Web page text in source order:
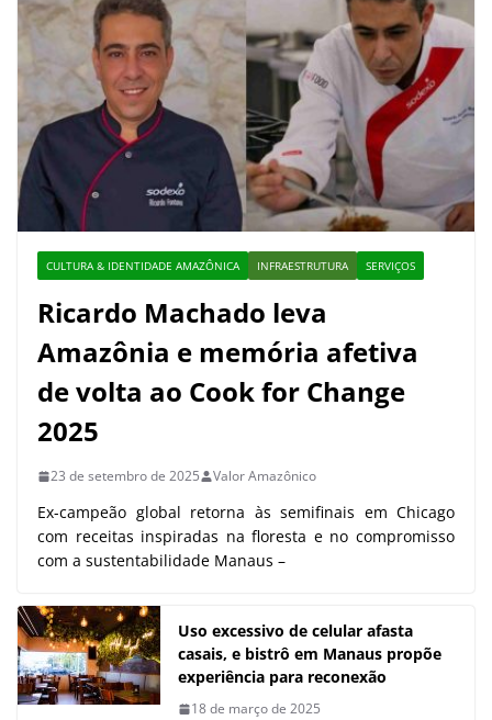
CULTURA & IDENTIDADE AMAZÔNICA INFRAESTRUTURA SERVIÇOS
Ricardo Machado leva
Amazônia e memória afetiva
de volta ao Cook for Change
2025
23 de setembro de 2025 Valor Amazônico
Ex-campeão global retorna às semifinais em Chicago
com receitas inspiradas na floresta e no compromisso
com a sustentabilidade Manaus –
Uso excessivo de celular afasta
casais, e bistrô em Manaus propõe
experiência para reconexão
18 de março de 2025